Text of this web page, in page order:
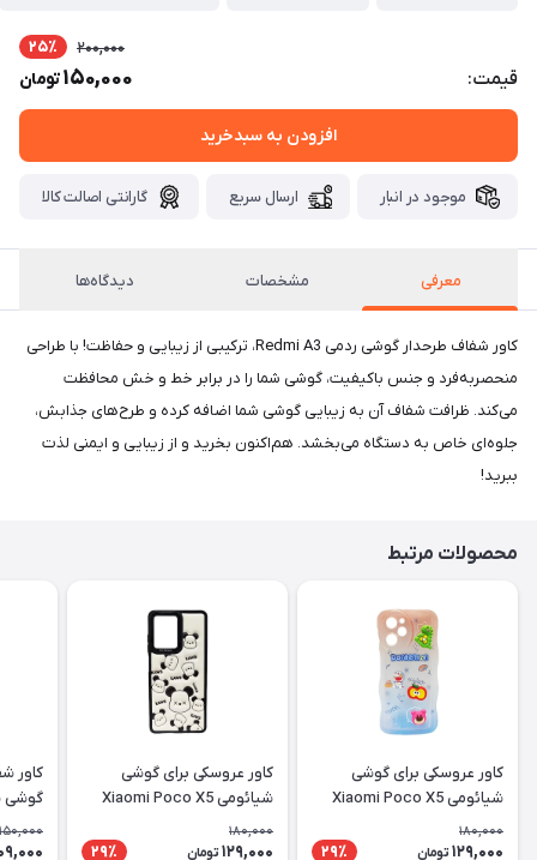
قیمت:
200,000 25٪
150,000تومان
افزودن به سبدخرید
موجود در انبار ارسال سریع گارانتی اصالت کالا
معرفی مشخصات دیدگاه‌ها
کاور شفاف طرحدار گوشی ردمی Redmi A3، ترکیبی از زیبایی و حفاظت! با طراحی
منحصربه‌فرد و جنس باکیفیت، گوشی شما را در برابر خط و خش محافظت
می‌کند. ظرافت شفاف آن به زیبایی گوشی شما اضافه کرده و طرح‌های جذابش،
جلوه‌ای خاص به دستگاه می‌بخشد. هم‌اکنون بخرید و از زیبایی و ایمنی لذت
ببرید!
محصولات مرتبط
کاور عروسکی برای گوشی
شیائومی Xiaomi Poco X5
180,000
129,000 تومان 29٪
کاور عروسکی برای گوشی
شیائومی Xiaomi Poco X5
180,000
129,000 تومان 29٪
Pro
150,000